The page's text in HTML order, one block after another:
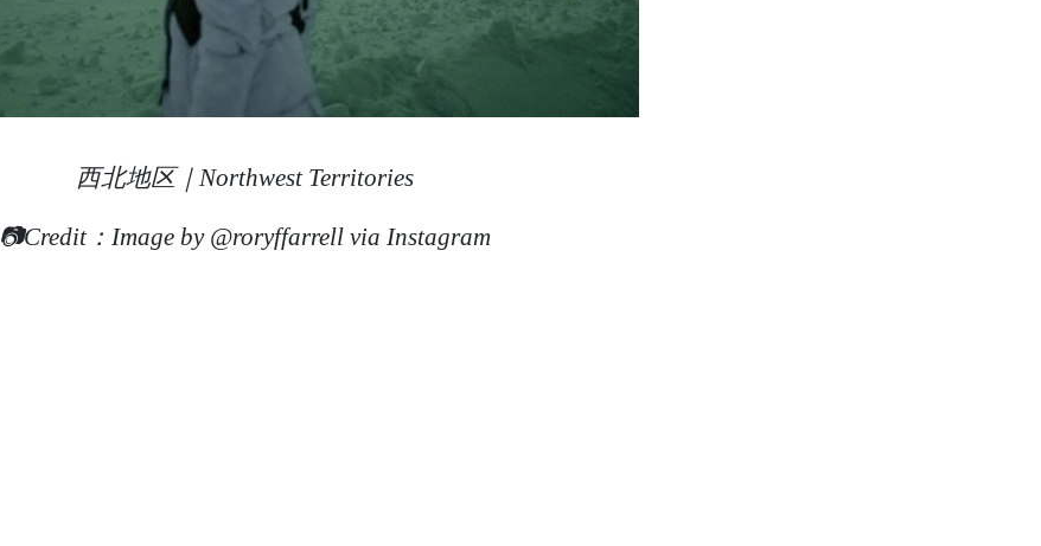
西北地区｜Northwest Territories
📷Credit：Image by @roryffarrell via Instagram